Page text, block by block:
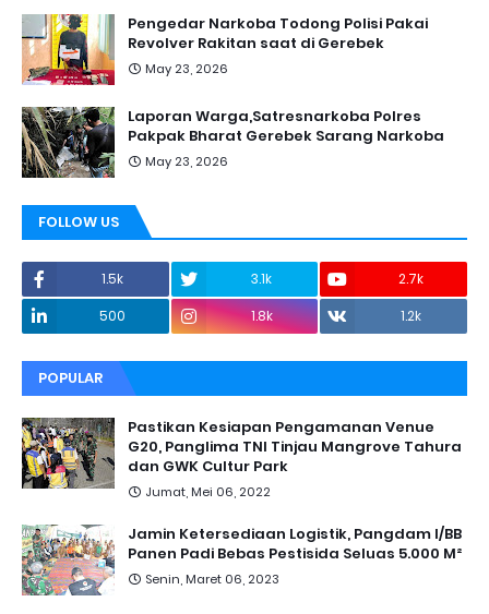
Pengedar Narkoba Todong Polisi Pakai
Revolver Rakitan saat di Gerebek
May 23, 2026
Laporan Warga,Satresnarkoba Polres
Pakpak Bharat Gerebek Sarang Narkoba
May 23, 2026
FOLLOW US
1.5k 3.1k
2.7k
500
1.8k 1.2k
POPULAR
Pastikan Kesiapan Pengamanan Venue
G20, Panglima TNI Tinjau Mangrove Tahura
dan GWK Cultur Park
Jumat, Mei 06, 2022
Jamin Ketersediaan Logistik, Pangdam I/BB
Panen Padi Bebas Pestisida Seluas 5.000 M²
Senin, Maret 06, 2023